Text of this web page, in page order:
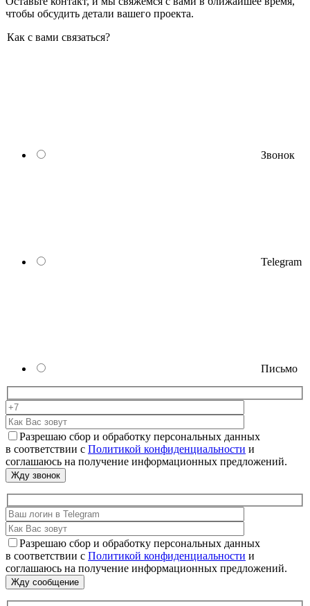
чтобы обсудить детали вашего проекта.
Как с вами связаться?
Звонок
Telegram
Письмо
Разрешаю сбор и обработку персональных данных
в соответствии с Политикой конфиденциальности и
соглашаюсь на получение информационных предложений.
Разрешаю сбор и обработку персональных данных
в соответствии с Политикой конфиденциальности и
соглашаюсь на получение информационных предложений.